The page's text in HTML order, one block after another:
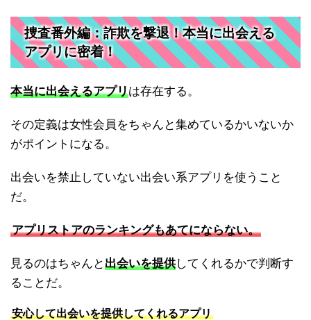
捜査番外編：詐欺を撃退！本当に出会える
アプリに密着！
本当に出会えるアプリは存在する。
その定義は女性会員をちゃんと集めているかいないか
がポイントになる。
出会いを禁止していない出会い系アプリを使うこと
だ。
アプリストアのランキングもあてにならない。
見るのはちゃんと出会いを提供してくれるかで判断す
ることだ。
安心して出会いを提供してくれるアプリ